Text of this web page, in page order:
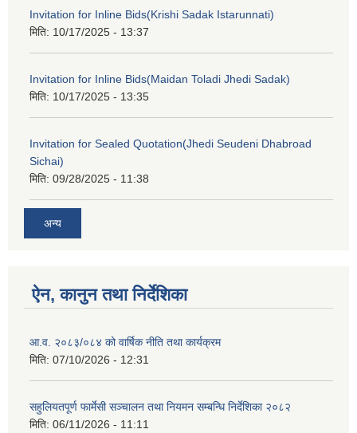
Invitation for Inline Bids(Krishi Sadak Istarunnati)
मिति: 10/17/2025 - 13:37
Invitation for Inline Bids(Maidan Toladi Jhedi Sadak)
मिति: 10/17/2025 - 13:35
Invitation for Sealed Quotation(Jhedi Seudeni Dhabroad
Sichai)
मिति: 09/28/2025 - 11:38
अन्य
ऐन, कानुन तथा निर्देशिका
आ.व. २०८३/०८४ को वार्षिक नीति तथा कार्यक्रम
मिति: 07/10/2026 - 12:31
सहुलियतपूर्ण फार्मेसी सञ्चालन तथा नियमन सम्बन्धि निर्देशिका २०८२
मिति: 06/11/2026 - 11:11